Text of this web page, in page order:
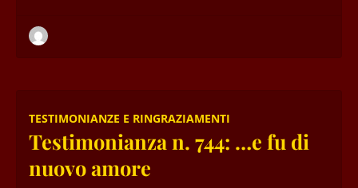
TESTIMONIANZE E RINGRAZIAMENTI
Testimonianza n. 744: …e fu di
nuovo amore